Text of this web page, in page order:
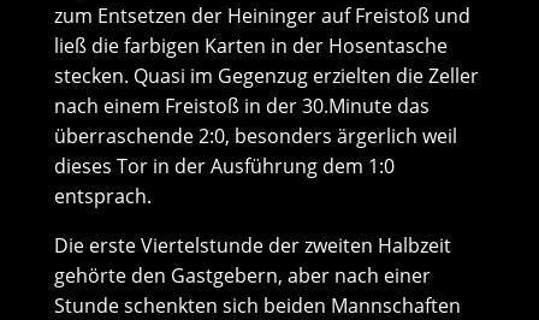
zum Entsetzen der Heininger auf Freistoß und
ließ die farbigen Karten in der Hosentasche
stecken. Quasi im Gegenzug erzielten die Zeller
nach einem Freistoß in der 30.Minute das
überraschende 2:0, besonders ärgerlich weil
dieses Tor in der Ausführung dem 1:0
entsprach.
Die erste Viertelstunde der zweiten Halbzeit
gehörte den Gastgebern, aber nach einer
Stunde schenkten sich beiden Mannschaften